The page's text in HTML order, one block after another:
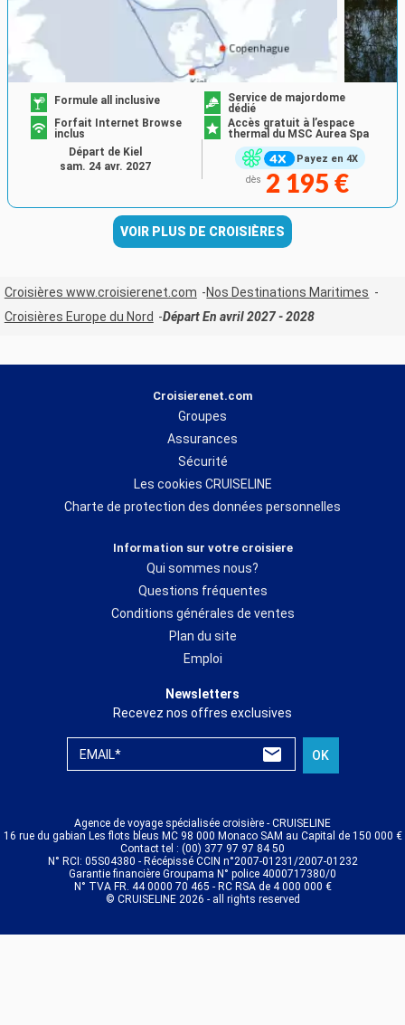
Payez en 4X
Formule all inclusive
Service de majordome
dédié
Forfait Internet Browse
inclus
Accès gratuit à l’espace
thermal du MSC Aurea Spa
dès 2 195 €
Départ de Kiel
sam. 24 avr. 2027
VOIR PLUS DE CROISIÈRES
Croisières www.croisierenet.com
Nos Destinations Maritimes
Croisières Europe du Nord
Départ En avril 2027 - 2028
Croisierenet.com
Groupes
Assurances
Sécurité
Les cookies CRUISELINE
Charte de protection des données personnelles
Information sur votre croisiere
Qui sommes nous?
Questions fréquentes
Conditions générales de ventes
Plan du site
Emploi
Newsletters
Recevez nos offres exclusives
EMAIL* OK
Agence de voyage spécialisée croisière - CRUISELINE
16 rue du gabian Les flots bleus MC 98 000 Monaco SAM au Capital de 150 000 €
Contact tel : (00) 377 97 97 84 50
N° RCI: 05S04380 - Récépissé CCIN n°2007-01231/2007-01232
Garantie financière Groupama N° police 4000717380/0
N° TVA FR. 44 0000 70 465 - RC RSA de 4 000 000 €
© CRUISELINE 2026 - all rights reserved